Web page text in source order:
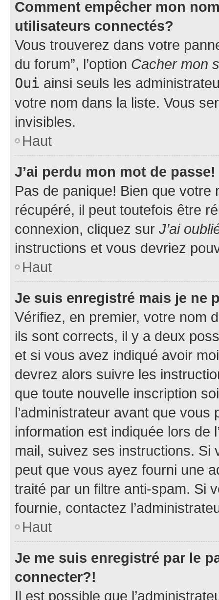
Comment empêcher mon
utilisateurs connectés?
Vous trouverez dans votre
du forum”, l’option Cacher mon
Oui ainsi seuls les
votre nom dans la liste. Vous
invisibles.
Haut
J’ai perdu mon mot de passe!
Pas de panique! Bien que
récupéré, il peut toutefois être
connexion, cliquez sur J’ai
instructions et vous devriez
Haut
Je suis enregistré mais je ne
Vérifiez, en premier, votre nom
ils sont corrects, il y a deux
et si vous avez indiqué avoir
devrez alors suivre les
que toute nouvelle inscription
l’administrateur avant que
information est indiquée lors de
mail, suivez ses instructions. Si
peut que vous ayez fourni une
traité par un filtre anti-spam. Si
fournie, contactez
Haut
Je me suis enregistré par le
connecter?!
Il est possible que